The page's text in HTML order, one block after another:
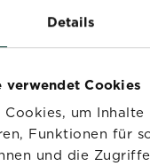
Details
verwendet Cookies
um Inhalte
Funktionen für
und die Mehr lesen